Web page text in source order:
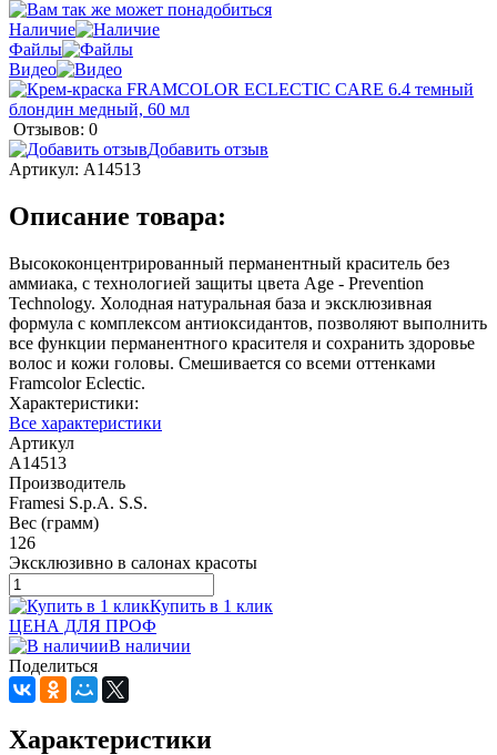
Наличие
Файлы
Видео
Отзывов: 0
Добавить отзыв
Артикул: A14513
Описание товара:
Высококонцентрированный перманентный краситель без
аммиака, с технологией защиты цвета Age - Prevention
Technology. Холодная натуральная база и эксклюзивная
формула с комплексом антиоксидантов, позволяют выполнить
все функции перманентного красителя и сохранить здоровье
волос и кожи головы. Смешивается со всеми оттенками
Framcolor Eclectic.
Характеристики:
Все характеристики
Артикул
A14513
Производитель
Framesi S.p.A. S.S.
Вес (грамм)
126
Эксклюзивно в салонах красоты
Купить в 1 клик
ЦЕНА ДЛЯ ПРОФ
В наличии
Поделиться
Характеристики